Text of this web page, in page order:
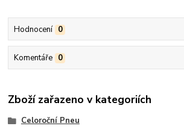
Hodnocení 0
Komentáře 0
Zboží zařazeno v kategoriích
Celoroční Pneu